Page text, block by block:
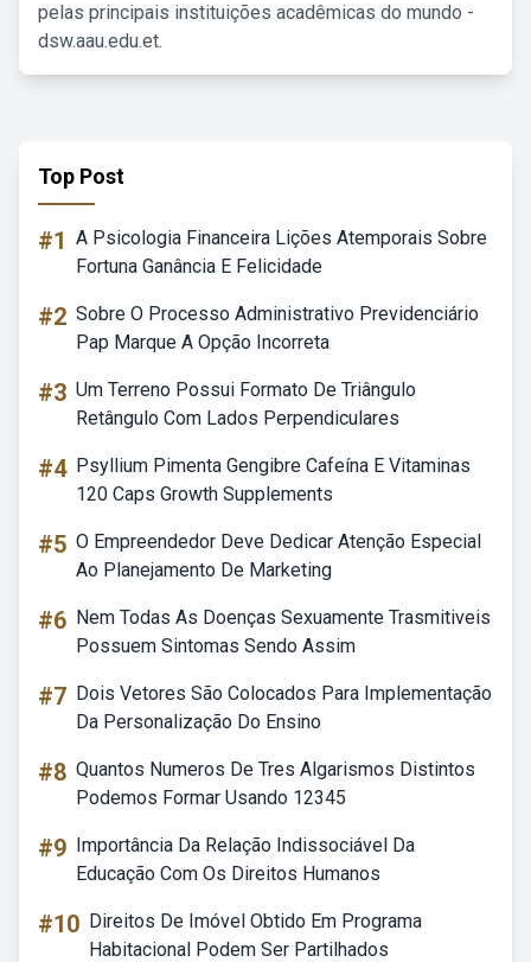
pelas principais instituições acadêmicas do mundo -
dsw.aau.edu.et.
Top Post
#1 A Psicologia Financeira Lições Atemporais Sobre
Fortuna Ganância E Felicidade
#2 Sobre O Processo Administrativo Previdenciário
Pap Marque A Opção Incorreta
#3 Um Terreno Possui Formato De Triângulo
Retângulo Com Lados Perpendiculares
#4 Psyllium Pimenta Gengibre Cafeína E Vitaminas
120 Caps Growth Supplements
#5 O Empreendedor Deve Dedicar Atenção Especial
Ao Planejamento De Marketing
#6 Nem Todas As Doenças Sexuamente Trasmitiveis
Possuem Sintomas Sendo Assim
#7 Dois Vetores São Colocados Para Implementação
Da Personalização Do Ensino
#8 Quantos Numeros De Tres Algarismos Distintos
Podemos Formar Usando 12345
#9 Importância Da Relação Indissociável Da
Educação Com Os Direitos Humanos
#10 Direitos De Imóvel Obtido Em Programa
Habitacional Podem Ser Partilhados